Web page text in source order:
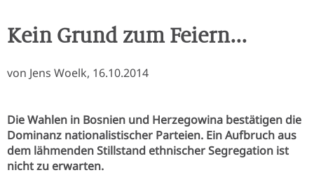
Kein Grund zum Feiern...
von Jens Woelk, 16.10.2014
Die Wahlen in Bosnien und Herzegowina bestätigen die
Dominanz nationalistischer Parteien. Ein Aufbruch aus
dem lähmenden Stillstand ethnischer Segregation ist
nicht zu erwarten.